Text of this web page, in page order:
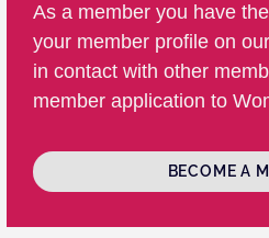
As a member you have
your member profile on
in contact with other
member application to
BECOME A